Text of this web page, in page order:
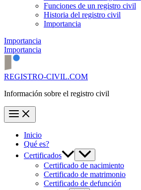
Funciones de un registro civil
Historia del registro civil
Importancia
Importancia
Importancia
REGISTRO-CIVIL.COM
Información sobre el registro civil
Inicio
Qué es?
Certificados
Certificado de nacimiento
Certificado de matrimonio
Certificado de defunción